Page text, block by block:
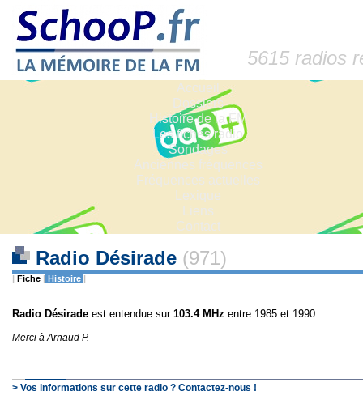
5615 radios
Accueil
Dossiers
Histoire de la FM
Les fiches radio
Sondages
Anciennes fréquences
Fréquences actuelles
Lexique
Liens
Contact
Radio Désirade (971)
| Fiche | Histoire |
Radio Désirade est entendue sur103.4 MHz entre 1985 et 1990.
Merci à Arnaud P.
> Vos informations sur cette radio ? Contactez-nous !